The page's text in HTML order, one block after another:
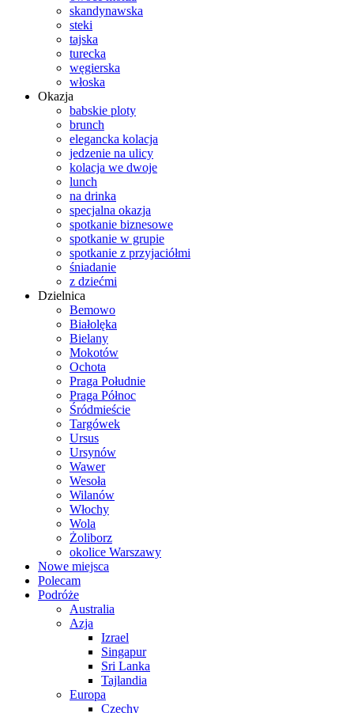
skandynawska
steki
tajska
turecka
węgierska
włoska
Okazja
babskie ploty
brunch
elegancka kolacja
jedzenie na ulicy
kolacja we dwoje
lunch
na drinka
specjalna okazja
spotkanie biznesowe
spotkanie w grupie
spotkanie z przyjaciółmi
śniadanie
z dziećmi
Dzielnica
Bemowo
Białolęka
Bielany
Mokotów
Ochota
Praga Południe
Praga Północ
Śródmieście
Targówek
Ursus
Ursynów
Wawer
Wesoła
Wilanów
Włochy
Wola
Żoliborz
okolice Warszawy
Nowe miejsca
Polecam
Podróże
Australia
Azja
Izrael
Singapur
Sri Lanka
Tajlandia
Europa
Czechy